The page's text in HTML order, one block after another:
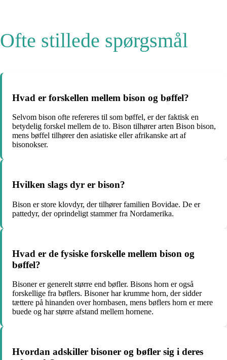
Ofte stillede spørgsmål
Hvad er forskellen mellem bison og bøffel?
Selvom bison ofte refereres til som bøffel, er der faktisk en
betydelig forskel mellem de to. Bison tilhører arten Bison bison,
mens bøffel tilhører den asiatiske eller afrikanske art af
bisonokser.
Hvilken slags dyr er bison?
Bison er store klovdyr, der tilhører familien Bovidae. De er
pattedyr, der oprindeligt stammer fra Nordamerika.
Hvad er de fysiske forskelle mellem bison og
bøffel?
Bisoner er generelt større end bøfler. Bisons horn er også
forskellige fra bøflers. Bisoner har krumme horn, der sidder
tættere på hinanden over hornbasen, mens bøflers horn er mere
buede og har større afstand mellem hornene.
Hvordan adskiller bisoner og bøfler sig i deres